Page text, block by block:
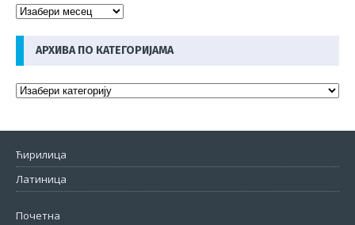
АРХИВА ПО КАТЕГОРИЈАМА
Ћирилица
Латиница
Почетна